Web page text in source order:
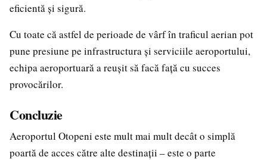
eficientă și sigură.
Cu toate că astfel de perioade de vârf în traficul aerian pot
pune presiune pe infrastructura și serviciile aeroportului,
echipa aeroportuară a reușit să facă față cu succes
provocărilor.
Concluzie
Aeroportul Otopeni este mult mai mult decât o simplă
poartă de acces către alte destinații – este o parte